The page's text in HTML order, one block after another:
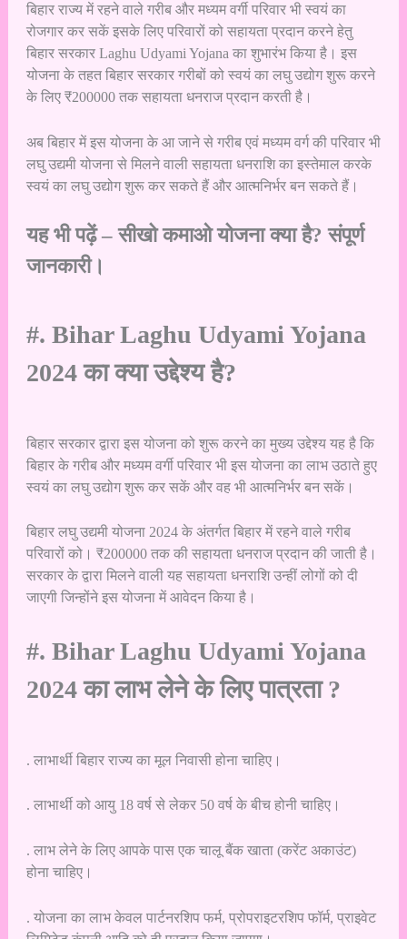
बिहार राज्य में रहने वाले गरीब और मध्यम वर्गी परिवार भी स्वयं का
रोजगार कर सकें इसके लिए परिवारों को सहायता प्रदान करने हेतु
बिहार सरकार Laghu Udyami Yojana का शुभारंभ किया है। इस
योजना के तहत बिहार सरकार गरीबों को स्वयं का लघु उद्योग शुरू करने
के लिए ₹200000 तक सहायता धनराज प्रदान करती है।
अब बिहार में इस योजना के आ जाने से गरीब एवं मध्यम वर्ग की परिवार भी
लघु उद्यमी योजना से मिलने वाली सहायता धनराशि का इस्तेमाल करके
स्वयं का लघु उद्योग शुरू कर सकते हैं और आत्मनिर्भर बन सकते हैं।
यह भी पढ़ें –सीखो कमाओ योजना क्या है? संपूर्ण
जानकारी।
#. Bihar Laghu Udyami Yojana
2024 का क्या उद्देश्य है?
बिहार सरकार द्वारा इस योजना को शुरू करने का मुख्य उद्देश्य यह है कि
बिहार के गरीब और मध्यम वर्गी परिवार भी इस योजना का लाभ उठाते हुए
स्वयं का लघु उद्योग शुरू कर सकें और वह भी आत्मनिर्भर बन सकें।
बिहार लघु उद्यमी योजना 2024 के अंतर्गत बिहार में रहने वाले गरीब
परिवारों को। ₹200000 तक की सहायता धनराज प्रदान की जाती है।
सरकार के द्वारा मिलने वाली यह सहायता धनराशि उन्हीं लोगों को दी
जाएगी जिन्होंने इस योजना में आवेदन किया है।
#. Bihar Laghu Udyami Yojana
2024 का लाभ लेने के लिए पात्रता ?
. लाभार्थी बिहार राज्य का मूल निवासी होना चाहिए।
. लाभार्थी को आयु 18 वर्ष से लेकर 50 वर्ष के बीच होनी चाहिए।
. लाभ लेने के लिए आपके पास एक चालू बैंक खाता (करेंट अकाउंट)
होना चाहिए।
. योजना का लाभ केवल पार्टनरशिप फर्म, प्रोपराइटरशिप फॉर्म, प्राइवेट